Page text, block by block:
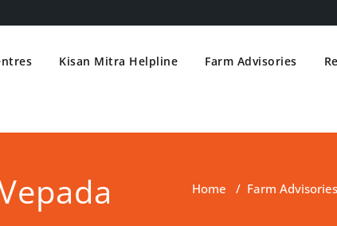
Kisan Mitra Helpline Farm Advisories
Home / Farm Advisories